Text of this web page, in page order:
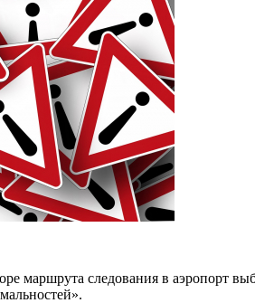
маршрута следования в аэропорт